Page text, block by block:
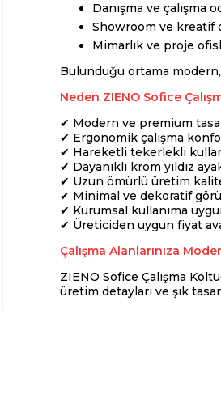
Danışma ve çalışma
Showroom ve kreatif
Mimarlık ve proje
Bulunduğu ortama
Neden ZIENO Sofice
✔ Modern ve premium
✔ Ergonomik çalışma
✔ Hareketli tekerlekli
✔ Dayanıklı krom yıldız
✔ Uzun ömürlü üretim
✔ Minimal ve dekoratif
✔ Kurumsal kullanıma
✔ Üreticiden uygun fiyat
Çalışma Alanlarınıza
ZIENO Sofice Çalışma
üretim detayları ve şık